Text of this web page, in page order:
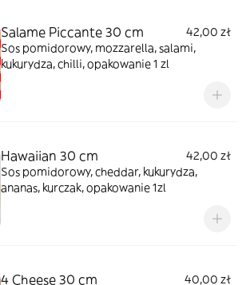
Salame Piccante 30 cm
42,00 zł
Sos pomidorowy, mozzarella, salami,
kukurydza, chilli, opakowanie 1 zl
Hawaiian 30 cm
42,00 zł
Sos pomidorowy, cheddar, kukurydza,
ananas, kurczak, opakowanie 1zl
4 Cheese 30 cm
40,00 zł